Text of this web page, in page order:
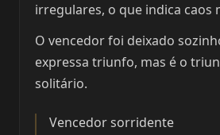
irregulares, o que indica caos
O vencedor foi deixado
expressa triunfo, mas é o
solitário.
Vencedor sorridente